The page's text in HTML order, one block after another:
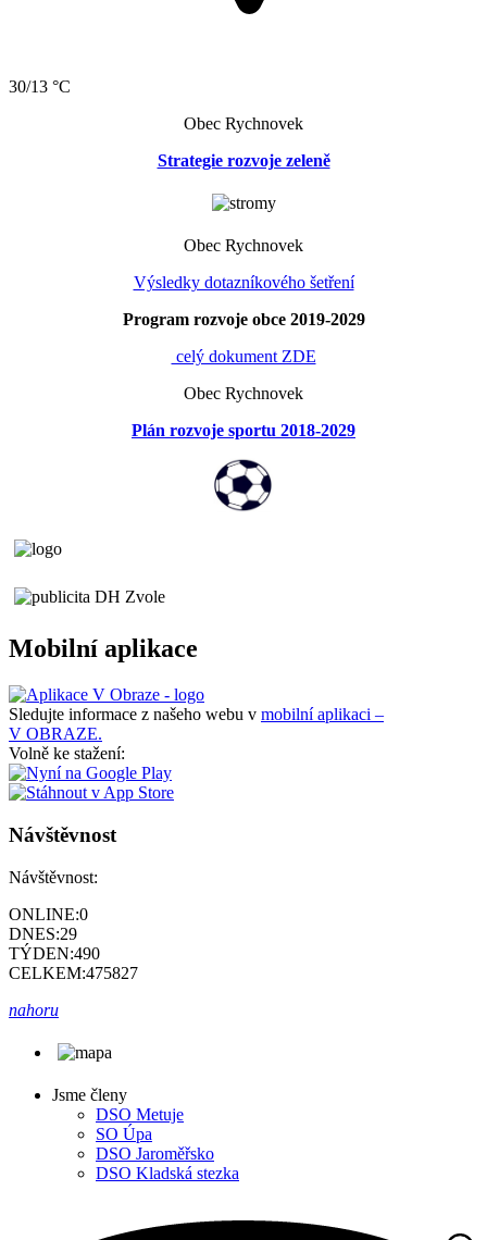
30/13 °C
Obec Rychnovek
Strategie rozvoje zeleně
Obec Rychnovek
Výsledky dotazníkového šetření
Program rozvoje obce 2019-2029
celý dokument ZDE
Obec Rychnovek
Plán rozvoje sportu 2018-2029
Mobilní aplikace
Sledujte informace z našeho webu v mobilní aplikaci –
V OBRAZE.
Volně ke stažení:
Návštěvnost
Návštěvnost:
ONLINE:0
DNES:29
TÝDEN:490
CELKEM:475827
nahoru
Jsme členy
DSO Metuje
SO Úpa
DSO Jaroměřsko
DSO Kladská stezka